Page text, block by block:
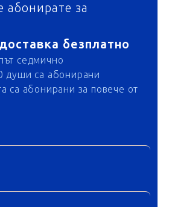
абонирате за
безплатно
седмично
души са абонирани
са абонирани за повече от